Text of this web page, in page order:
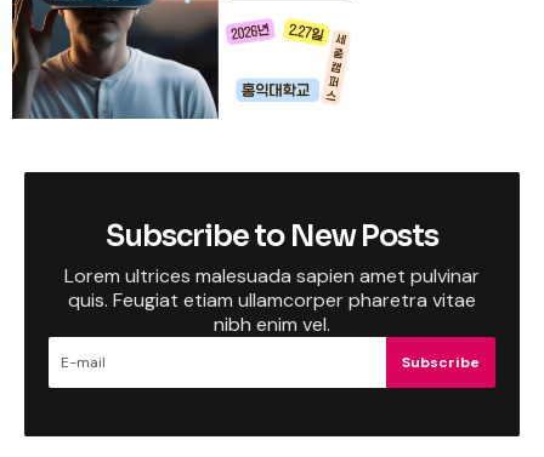
Subscribe to New Posts
Lorem ultrices malesuada sapien amet pulvinar
quis. Feugiat etiam ullamcorper pharetra vitae
nibh enim vel.
Subscribe